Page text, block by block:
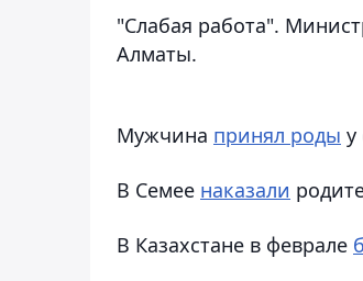
"Слабая работа".
Алматы.
Мужчина принял роды у
В Семее наказали
В Казахстане в феврале